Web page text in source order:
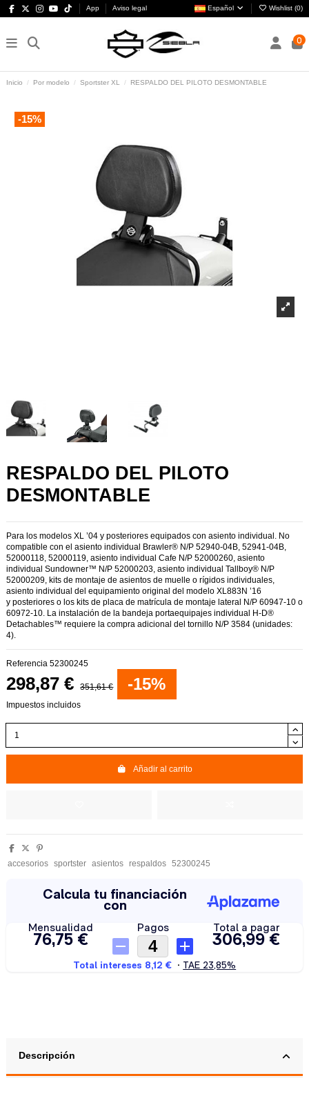
App Aviso legal Español Wishlist (0)
0
Inicio Por modelo Sportster XL RESPALDO DEL PILOTO DESMONTABLE
-15%
RESPALDO DEL PILOTO
DESMONTABLE
Para los modelos XL ’04 y posteriores equipados con asiento individual. No
compatible con el asiento individual Brawler® N/P 52940-04B, 52941-04B,
52000118, 52000119, asiento individual Cafe N/P 52000260, asiento
individual Sundowner™ N/P 52000203, asiento individual Tallboy® N/P
52000209, kits de montaje de asientos de muelle o rígidos individuales,
asiento individual del equipamiento original del modelo XL883N ’16
y posteriores o los kits de placa de matrícula de montaje lateral N/P 60947-10 o
60972-10. La instalación de la bandeja portaequipajes individual H-D®
Detachables™ requiere la compra adicional del tornillo N/P 3584 (unidades:
4).
Referencia 52300245
298,87 € 351,61 € -15%
Impuestos incluidos
Añadir al carrito
accesorios sportster asientos respaldos 52300245
Descripción